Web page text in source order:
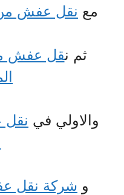
مع نقل عفش من
ثم نقل عفش
والاولي في نقل
و شركة نقل